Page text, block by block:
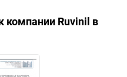
компании Ruvinil в